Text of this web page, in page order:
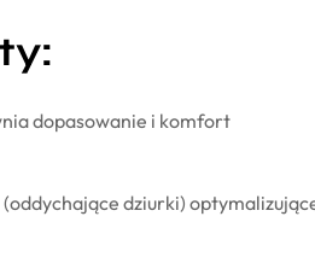
dopasowanie i komfort
dziurki)